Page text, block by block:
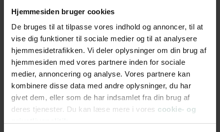
Hjemmesiden bruger cookies
De bruges til at tilpasse vores indhold og annoncer, til at
vise dig funktioner til sociale medier og til at analysere
hjemmesidetrafikken. Vi deler oplysninger om din brug af
hjemmesiden med vores partnere inden for sociale
medier, annoncering og analyse. Vores partnere kan
kombinere disse data med andre oplysninger, du har
givet dem, eller som de har indsamlet fra din brug af
deres tjenester. Du kan læse mere i vores cookie- og
Hotel
10 overnatninger på hoteller anbefalet af
Risskov Rejser, fordelt således:
3 overnatninger i Toronto
2 overnatninger i Jasper
2 overnatninger i Banff
3 overnatninger i Vancouver